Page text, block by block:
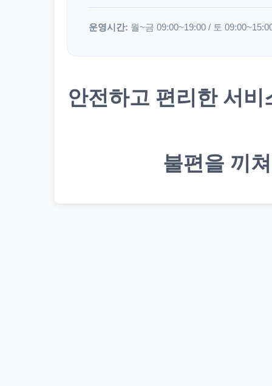
운영시간: 월~금 09:00~19:00 / 토
안전하고 편리한 서
불편을 끼